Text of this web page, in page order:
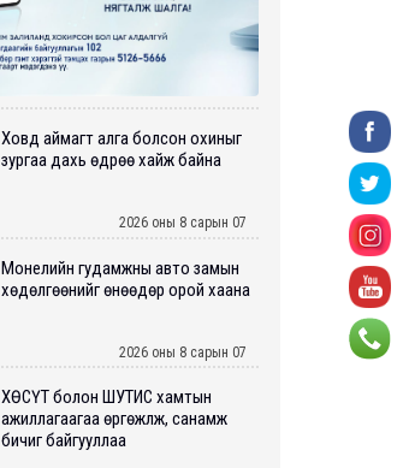
Ховд аймагт алга болсон охиныг
зургаа дахь өдрөө хайж байна
2026 оны 8 сарын 07
Монелийн гудамжны авто замын
хөдөлгөөнийг өнөөдөр орой хаана
2026 оны 8 сарын 07
ХӨСҮТ болон ШУТИС хамтын
ажиллагаагаа өргөжүүлж, санамж
бичиг байгууллаа